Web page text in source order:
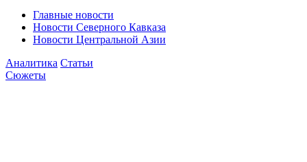
Главные новости
Новости Северного Кавказа
Новости Центральной Азии
Аналитика Статьи
Сюжеты